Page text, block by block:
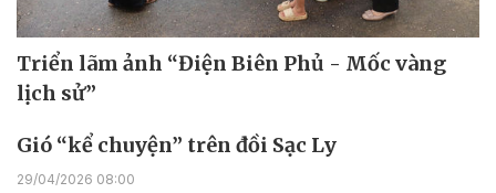
Triển lãm ảnh “Điện Biên Phủ - Mốc vàng
lịch sử”
Gió “kể chuyện” trên đồi Sạc Ly
29/04/2026 08:00